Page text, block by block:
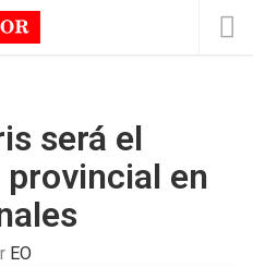
será el
en
EO